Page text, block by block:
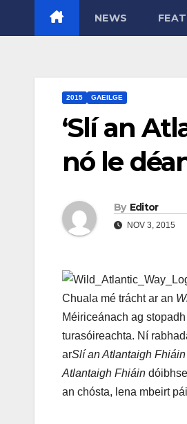
NEWS
2015 GAEILGE
‘Slí an
nó le
By Editor
NOV 3, 2015
Chuala mé trácht ar an
Méiriceánach ag
turasóireachta. Ní
arSlí an Atlantaigh Fhiáin
Atlantaigh Fhiáin
an chósta, lena mbeirt